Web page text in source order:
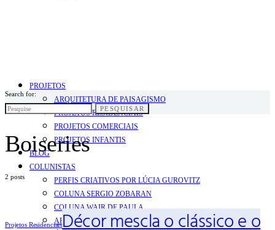
PROJETOS
ARQUITETURA DE PAISAGISMO
PROJETOS RESIDENCIAIS
PROJETOS COMERCIAIS
PROJETOS INFANTIS
BLOG
COLUNISTAS
PERFIS CRIATIVOS POR LÚCIA GUROVITZ
COLUNA SERGIO ZOBARAN
COLUNA WAIR DE PAULA
ARTE.IN.FORMA
Search for:
PESQUISAR
Boiseries
2 posts
Projetos ResidenciaisDécor mescla o clássico e o